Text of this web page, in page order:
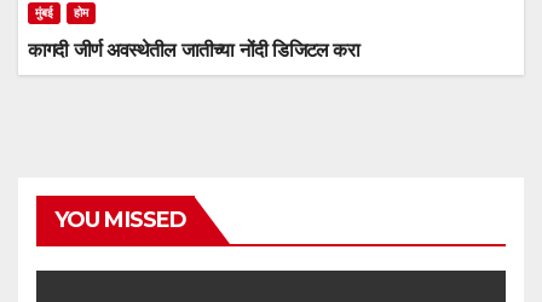
मुंबई होम
कागदी जीर्ण अवस्थेतील जातीच्या नोंदी डिजिटल करा
YOU MISSED